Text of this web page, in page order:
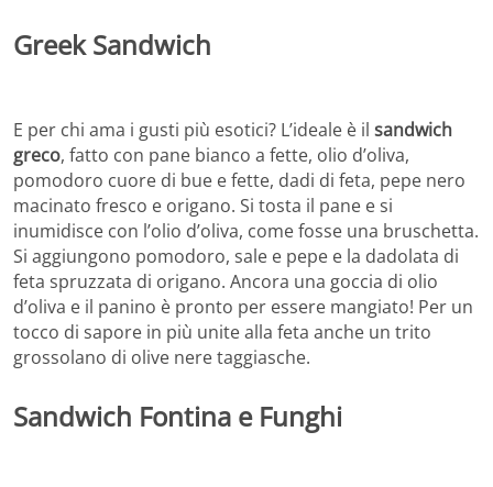
Greek Sandwich
E per chi ama i gusti più esotici? L’ideale è il sandwich
greco, fatto con pane bianco a fette, olio d’oliva,
pomodoro cuore di bue e fette, dadi di feta, pepe nero
macinato fresco e origano. Si tosta il pane e si
inumidisce con l’olio d’oliva, come fosse una bruschetta.
Si aggiungono pomodoro, sale e pepe e la dadolata di
feta spruzzata di origano. Ancora una goccia di olio
d’oliva e il panino è pronto per essere mangiato! Per un
tocco di sapore in più unite alla feta anche un trito
grossolano di olive nere taggiasche.
Sandwich Fontina e Funghi